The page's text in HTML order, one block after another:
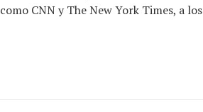
CNN y The New York Times, a los